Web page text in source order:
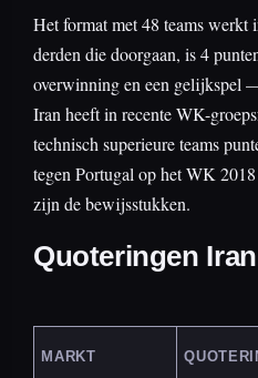
Het format met 48 teams werkt
derden die doorgaan, is 4
overwinning en een gelijkspel
Iran heeft in recente WK-
technisch superieure teams
tegen Portugal op het WK
zijn de bewijsstukken.
Quoteringen Iran
MARKT